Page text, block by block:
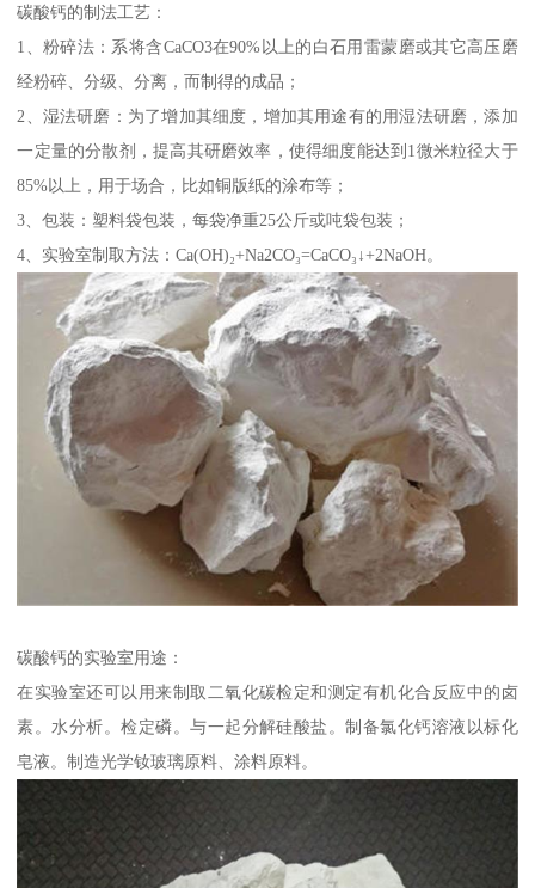
碳酸钙的制法工艺：
1、粉碎法：系将含CaCO3在90%以上的白石用雷蒙磨或其它高压磨
经粉碎、分级、分离，而制得的成品；
2、湿法研磨：为了增加其细度，增加其用途有的用湿法研磨，添加
一定量的分散剂，提高其研磨效率，使得细度能达到1微米粒径大于
85%以上，用于场合，比如铜版纸的涂布等；
3、包装：塑料袋包装，每袋净重25公斤或吨袋包装；
4、实验室制取方法：Ca(OH)₂+Na2CO₃=CaCO₃↓+2NaOH。
碳酸钙的实验室用途：
在实验室还可以用来制取二氧化碳检定和测定有机化合反应中的卤
素。水分析。检定磷。与一起分解硅酸盐。制备氯化钙溶液以标化
皂液。制造光学钕玻璃原料、涂料原料。